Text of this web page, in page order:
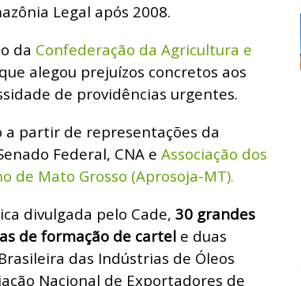
Legal após 2008.
da Confederação da Agricultura e
alegou prejuízos concretos aos
de providências urgentes.
a partir de representações da
Federal, CNA e Associação dos
de Mato Grosso (Aprosoja-MT).
divulgada pelo Cade, 30 grandes
de formação de cartel e duas
das Indústrias de Óleos
Nacional de Exportadores de